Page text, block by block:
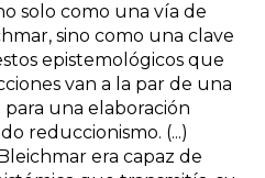
solo como una vía de
sino como una clave
epistemológicos que
van a la par de una
una elaboración
reduccionismo. (...)
era capaz de